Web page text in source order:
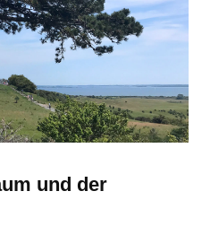
und der